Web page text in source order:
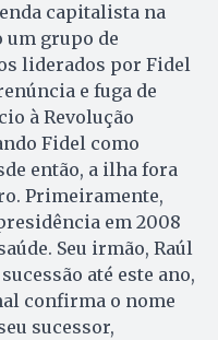
capitalista na
um grupo de
liderados por Fidel
e fuga de
à Revolução
Fidel como
então, a ilha fora
Primeiramente,
em 2008
Seu irmão, Raúl
até este ano,
confirma o nome
sucessor,